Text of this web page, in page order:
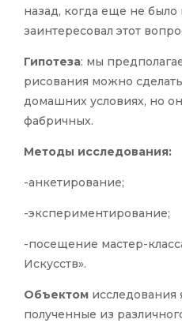
назад, когда еще не было
заинтересовал этот
Гипотеза: мы
рисования можно
домашних условиях, но
фабричных.
Методы исследования:
-анкетирование;
-экспериментирование;
-посещение мастер-
Искусств».
Объектом исследования
полученные из